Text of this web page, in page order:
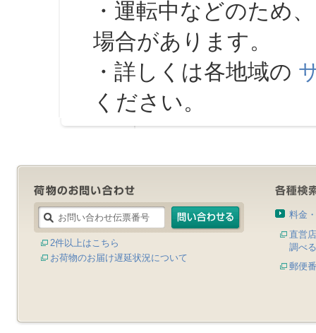
・運転中などのため
場合があります。
・詳しくは各地域の
ください。
2件以上はこちら
お荷物のお届け遅延状況について
料金
直営
調べる
郵便